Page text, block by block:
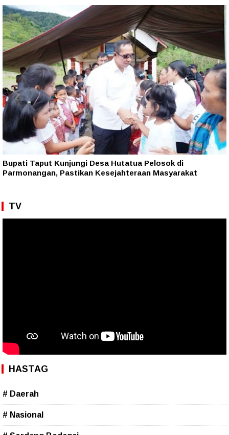
Bupati Taput Kunjungi Desa Hutatua Pelosok di
Parmonangan, Pastikan Kesejahteraan Masyarakat
TV
HASTAG
# Daerah
# Nasional